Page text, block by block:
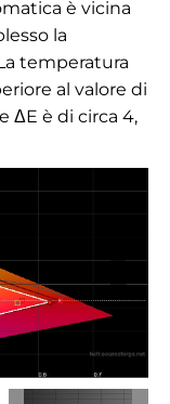
è vicina
la
temperatura
al valore di
ΔE è di circa 4,